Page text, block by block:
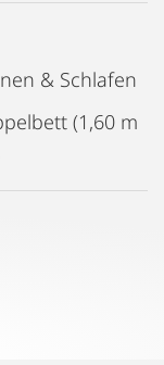
& Schlafen
(1,60 m